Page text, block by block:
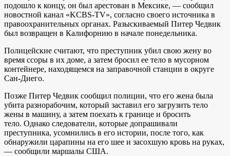
подошло к концу, он был арестован в Мексике, — сообщил
новостной канал «KCBS-TV», согласно своего источника в
правоохранительных органах. Разыскиваемый Питер Чедвик
был возвращен в Калифорнию в начале понедельника.
Полицейские считают, что преступник убил свою жену во
время ссоры в их доме, а затем бросил ее тело в мусорном
контейнере, находящемся на заправочной станции в округе
Сан-Диего.
Позже Питер Чедвик сообщил полиции, что его жена была
убита разнорабочим, который заставил его загрузить тело
жены в машину, а затем поехать к границе и бросить
тело. Однако следователи, которые допрашивали
преступника, усомнились в его истории, после того, как
обнаружили царапины на его шее и засохшую кровь на руках,
— сообщили маршалы США.